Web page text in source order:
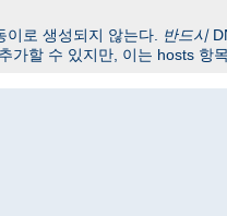
로 생성되지 않는다.
반드시
가할 수 있지만, 이는 hosts 항